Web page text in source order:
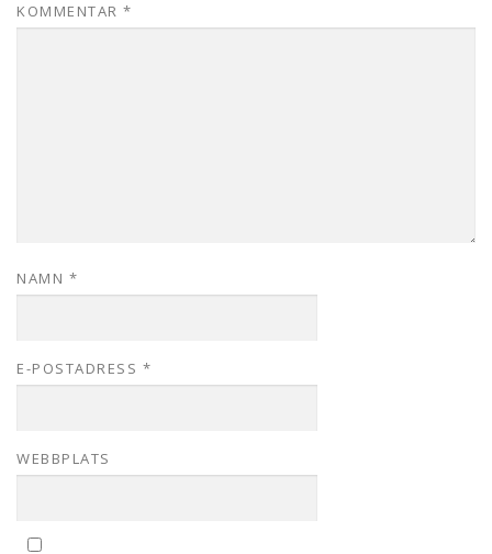
KOMMENTAR *
NAMN *
E-POSTADRESS *
WEBBPLATS